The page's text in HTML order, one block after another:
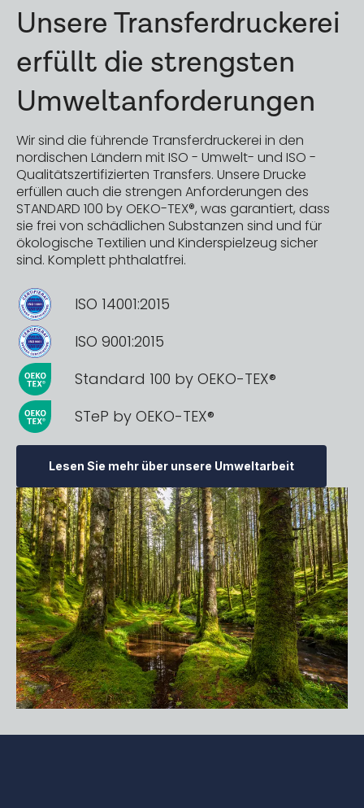
Unsere Transferdruckerei
erfüllt die strengsten
Umweltanforderungen
Wir sind die führende Transferdruckerei in den
nordischen Ländern mit ISO - Umwelt- und ISO -
Qualitätszertifizierten Transfers. Unsere Drucke
erfüllen auch die strengen Anforderungen des
STANDARD 100 by OEKO-TEX®, was garantiert, dass
sie frei von schädlichen Substanzen sind und für
ökologische Textilien und Kinderspielzeug sicher
sind. Komplett phthalatfrei.
ISO 14001:2015
ISO 9001:2015
Standard 100 by OEKO-TEX®
STeP by OEKO-TEX®
Lesen Sie mehr über unsere Umweltarbeit